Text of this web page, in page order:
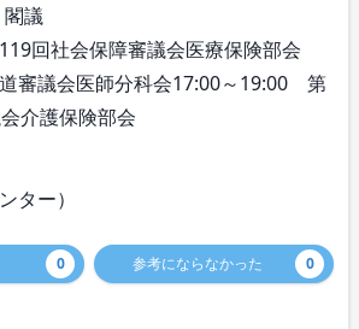
議
回社会保障審議会医療保険部会
審議会医師分科会17:00～19:00 第
介護保険部会
ター）
0 参考にならなかった 0